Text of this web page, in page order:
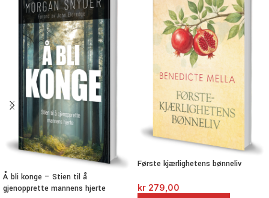
Å bli konge – Stien til å
gjenopprette mannens hjerte
Første kjærlighetens bønneliv
kr 279,00